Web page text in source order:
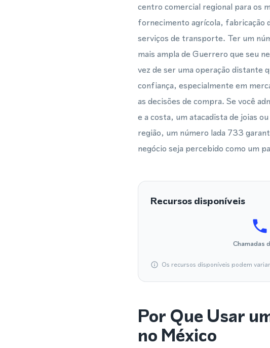
centro comercial regional para os
fornecimento agrícola, fabricação
serviços de transporte. Ter um
mais ampla de Guerrero que seu
vez de ser uma operação distante
confiança, especialmente em
as decisões de compra. Se você
e a costa, um atacadista de joias
região, um número lada 733
negócio seja percebido como um
Recursos disponíveis
Chamadas
Os recursos disponíveis podem
Por Que Usar
no México